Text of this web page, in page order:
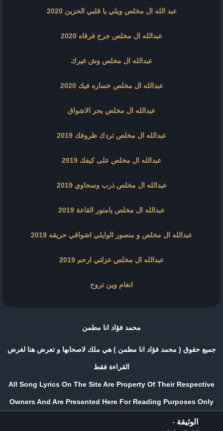
عبد الله ال مخلص ويلي يا قلبي الحزين 2020
عبدالله ال مخلص جرح فرقاه 2020
عبدالله ال مخلص وش غيرك
عبدالله ال مخلص خساره فيك 2020
عبدالله ال مخلص بحر الاشواق
عبدالله ال مخلص تردك ظروفك 2019
عبدالله ال مخلص على كيفك 2019
عبدالله ال مخلص ذرب وسحاوي 2019
عبدالله ال مخلص يامنور القاعة 2019
عبدالله ال مخلص و منصور الوايلي اشواقي حريقه 2019
عبدالله ال مخلص عزلتي ارحم 2019
انغام وين تروح
محمد فؤاد انا مطمن
جميع حقوق ( محمد فؤاد انا مطمن ) هي ملك لاصحابها و تعرض هنا لغرض
القراءة فقط
All Song Lyrics On The Site Are Property Of Their Respective
Owners And Are Presented Here For Reading Purposes Only
الوثيقة -